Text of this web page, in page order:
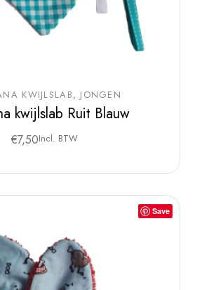
KWIJLSLAB JONGEN
kwijlslab Ruit Blauw
€7,50Incl. BTW
Save